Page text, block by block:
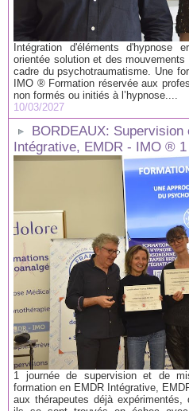
Intégration d'éléments d'hypnose
orientée solution et des
cadre du psychotraumatisme. Une
IMO ® Formation réservée aux
non formés ou initiés à l’hypnose....
10/03/2027
BORDEAUX:
Intégrative, EMDR - IMO ®
1 journée de supervision et de
formation en EMDR Intégrative,
aux thérapeutes déjà expérimentés,